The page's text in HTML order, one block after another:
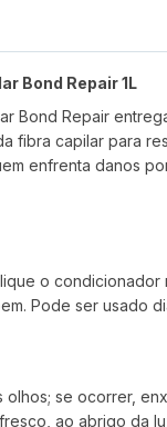
Bond Repair 1L
Bond Repair
fibra capilar para
enfrenta danos
o
Pode ser usado
olhos; se ocorrer,
ao abrigo da